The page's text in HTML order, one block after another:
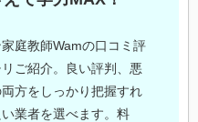
庭教師Wamの口コミ評
ご紹介。良い評判、悪
方をしっかり把握すれ
業者を選べます。料